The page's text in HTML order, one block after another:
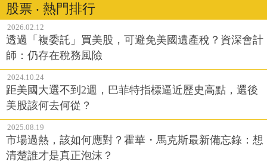
股票 ‧ 熱門排行
2026.02.12
透過「複委託」買美股，可避免美國遺產稅？資深會計
師：仍存在稅務風險
2024.10.24
距美國大選不到2週，巴菲特指標逼近歷史高點，選後
美股該何去何從？
2025.08.19
市場過熱，該如何應對？霍華・馬克斯最新備忘錄：想
清楚誰才是真正泡沫？